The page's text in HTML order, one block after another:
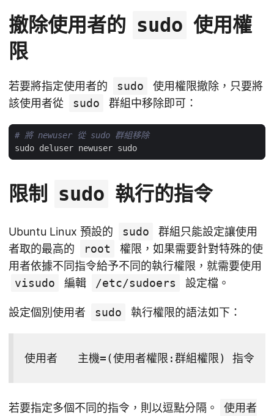
撤除使用者的 sudo 使用權
限
若要將指定使用者的 sudo
使用權限撤除，只要將
該使用者從
sudo 群組中移除即可：
# 將 newuser 從 sudo 群組移除
限制 sudo 執行的指令
Ubuntu Linux 預設的 sudo
群組只能設定讓使用
者取的最高的
root
權限，如果需要針對特殊的使
用者依據不同指令給予不同的執行權限，就需要使用
visudo
編輯 /etc/sudoers 設定檔。
設定個別使用者 sudo 執行權限的語法如下：
使用者   主機=(使用者權限:群組權限) 指令
若要指定多個不同的指令，則以逗點分隔。 使用者